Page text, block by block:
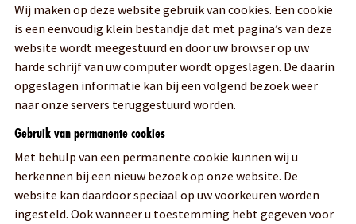
Wij maken op deze website gebruik van cookies. Een cookie
is een eenvoudig klein bestandje dat met pagina’s van deze
website wordt meegestuurd en door uw browser op uw
harde schrijf van uw computer wordt opgeslagen. De daarin
opgeslagen informatie kan bij een volgend bezoek weer
naar onze servers teruggestuurd worden.
Gebruik van permanente cookies
Met behulp van een permanente cookie kunnen wij u
herkennen bij een nieuw bezoek op onze website. De
website kan daardoor speciaal op uw voorkeuren worden
ingesteld. Ook wanneer u toestemming hebt gegeven voor